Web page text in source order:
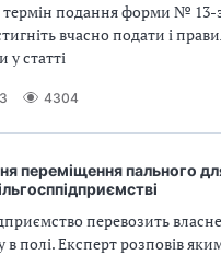
подання форми № 13-
вчасно подати і
у статті
4304
переміщення пального
перевозить
в полі. Експерт розповів